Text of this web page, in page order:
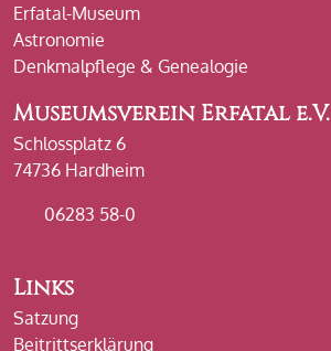
Erfatal-Museum
Astronomie
Denkmalpflege & Genealogie
Museumsverein Erfatal e.V.
Schlossplatz 6
74736 Hardheim
06283 58-0
Links
Satzung
Beitrittserklärung